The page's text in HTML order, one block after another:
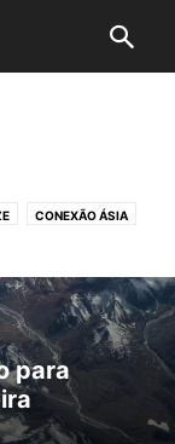
CONEXÃO ÁSIA
para